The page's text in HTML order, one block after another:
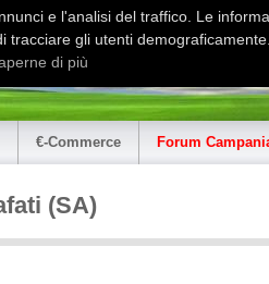
€-Commerce Forum
(SA)
e l'analisi del traffico. Le
gli utenti
di più